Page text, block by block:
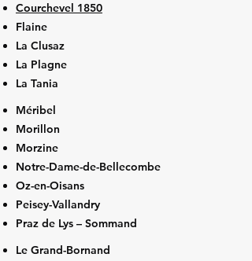
Courchevel 1850
Flaine
La Clusaz
La Plagne
La Tania
Méribel
Morillon
Morzine
Notre-Dame-de-Bellecombe
Oz-en-Oisans
Peisey-Vallandry
Praz de Lys – Sommand
Le Grand-Bornand